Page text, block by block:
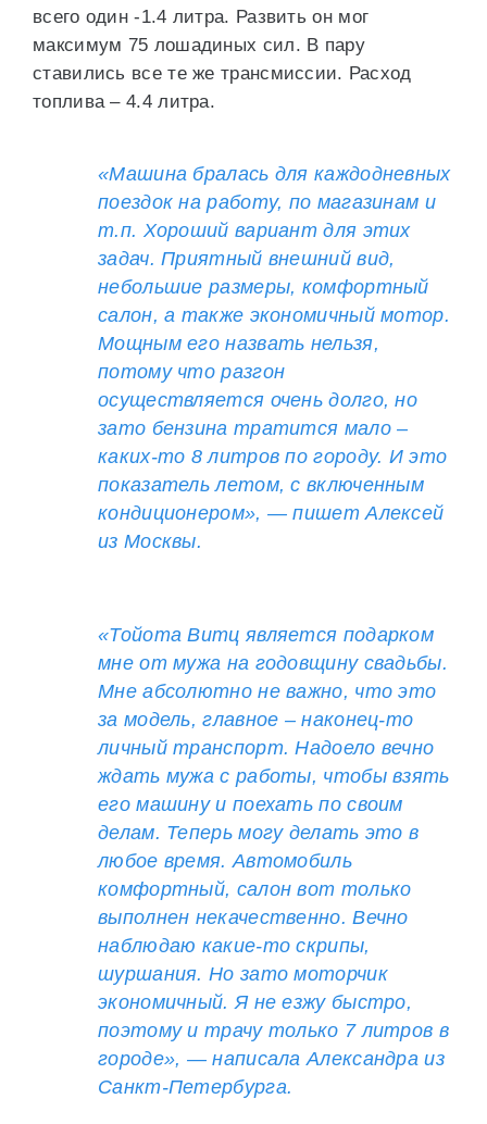
всего один -1.4 литра. Развить он мог
максимум 75 лошадиных сил. В пару
ставились все те же трансмиссии. Расход
топлива – 4.4 литра.
«Машина бралась для каждодневных
поездок на работу, по магазинам и
т.п. Хороший вариант для этих
задач. Приятный внешний вид,
небольшие размеры, комфортный
салон, а также экономичный мотор.
Мощным его назвать нельзя,
потому что разгон
осуществляется очень долго, но
зато бензина тратится мало –
каких-то 8 литров по городу. И это
показатель летом, с включенным
кондиционером», — пишет Алексей
из Москвы.
«Тойота Витц является подарком
мне от мужа на годовщину свадьбы.
Мне абсолютно не важно, что это
за модель, главное – наконец-то
личный транспорт. Надоело вечно
ждать мужа с работы, чтобы взять
его машину и поехать по своим
делам. Теперь могу делать это в
любое время. Автомобиль
комфортный, салон вот только
выполнен некачественно. Вечно
наблюдаю какие-то скрипы,
шуршания. Но зато моторчик
экономичный. Я не езжу быстро,
поэтому и трачу только 7 литров в
городе», — написала Александра из
Санкт-Петербурга.